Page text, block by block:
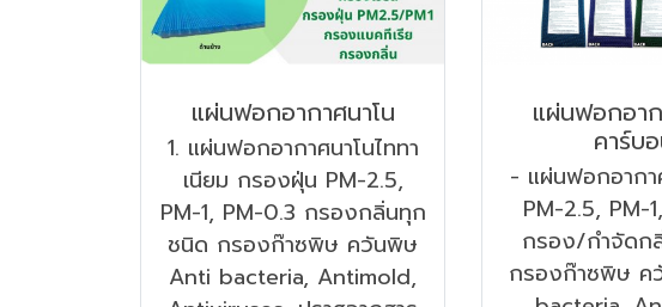
แผ่นฟอกอากาศนาโน
1. แผ่นฟอกอากาศนาโนไททา
เนียม กรองฝุ่น PM-2.5,
PM-1, PM-0.3 กรองกลิ่นทุก
ชนิด กรองก๊าซพิษ ควันพิษ
Anti bacteria, Antimold,
แผ่นฟอกอา
คาร์บ
- แผ่นฟอกอาก
PM-2.5, PM-
กรอง/กำจัดก
กรองก๊าซพิษ